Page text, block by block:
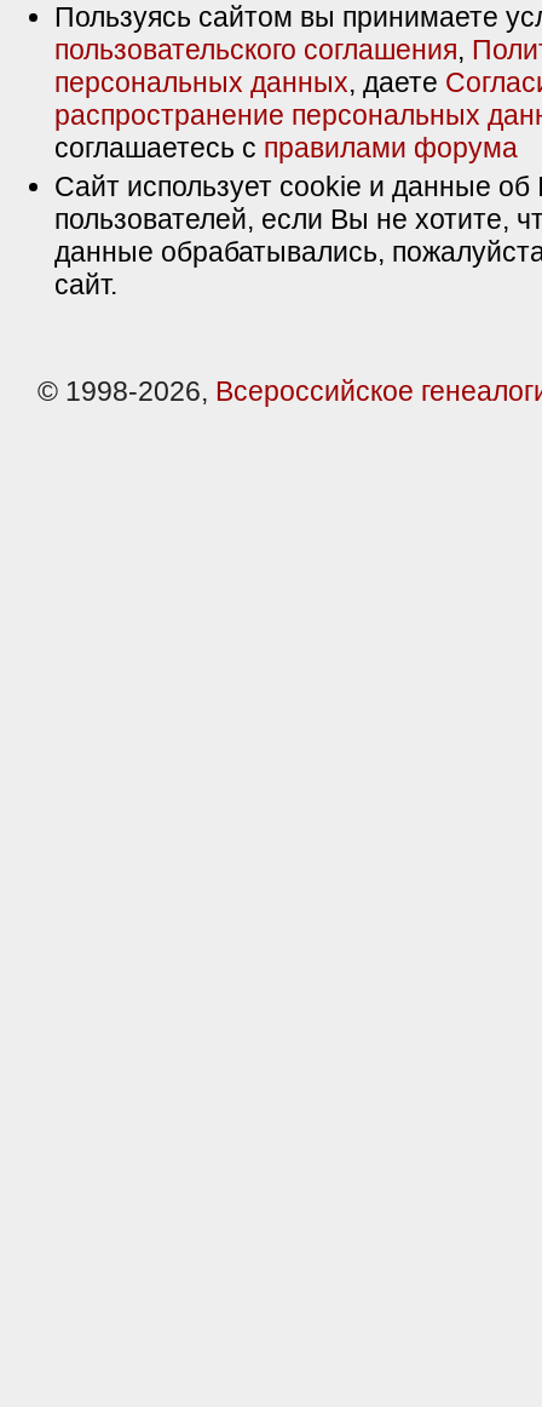
Пользуясь сайтом вы принимаете
пользовательского соглашения,
персональных данных, даете
распространение персональных
соглашаетесь с правилами форума
Сайт использует cookie и данные об
пользователей, если Вы не хотите,
данные обрабатывались,
сайт.
© 1998-2026, Всероссийское